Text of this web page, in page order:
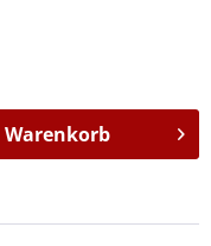
Warenkorb